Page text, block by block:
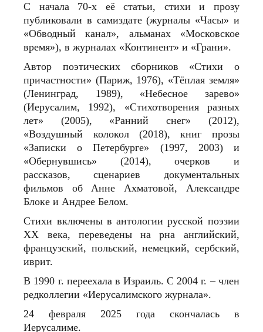
С начала 70‑х её статьи, стихи и прозу
публиковали в самиздате (журналы «Часы» и
«Обводный канал», альманах «Московское
время»), в журналах «Континент» и «Грани».
Автор поэтических сборников «Стихи о
причастности» (Париж, 1976), «Тёплая земля»
(Ленинград, 1989), «Небесное зарево»
(Иерусалим, 1992), «Стихотворения разных
лет» (2005), «Ранний снег» (2012),
«Воздушный колокол (2018), книг прозы
«Записки о Петербурге» (1997, 2003) и
«Обернувшись» (2014), очерков и
рассказов, сценариев документальных
фильмов об Анне Ахматовой, Александре
Блоке и Андрее Белом.
Стихи включены в антологии русской поэзии
ХХ века, переведены на рна английский,
французский, польский, немецкий, сербский,
иврит.
В 1990 г. переехала в Израиль. С 2004 г. – член
редколлегии «Иерусалимского журнала».
24 февраля 2025 года скончалась в
Иерусалиме.